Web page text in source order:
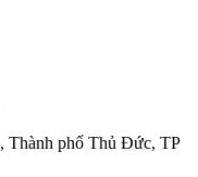
Thành phố Thủ Đức, TP